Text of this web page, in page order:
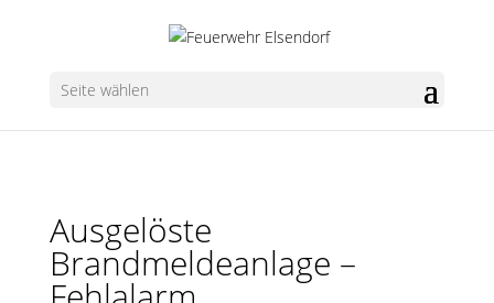
Seite wählen
Ausgelöste
Brandmeldeanlage –